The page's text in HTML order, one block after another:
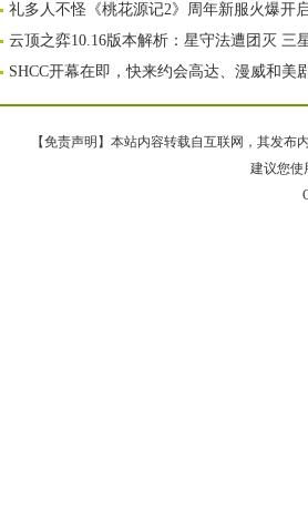
礼多人不怪《桃花源记2》周年新服火爆开
云顶之弈10.16版本解析：星守法遭团灭 三
SHCC开幕在即，快来约会高达、漫威和美
【免责声明】本站内容转载自互联网，其发
建议您使